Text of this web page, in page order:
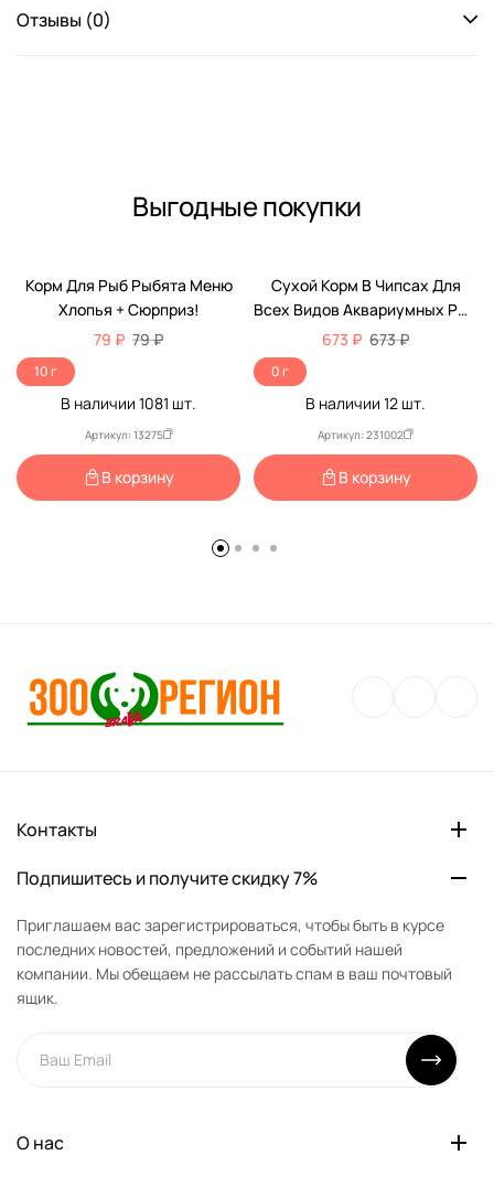
Отзывы (0)
Выгодные покупки
Корм Для Рыб Рыбята Меню
Хлопья + Сюрприз!
79 ₽ 79 ₽
10 г
В наличии 1081 шт.
Артикул: 13275
В корзину
Сухой Корм В Чипсах Для
Всех Видов Аквариумных Рыб
Tetra (Тетра) PRO Energy Для
Дополнительной Энергии И
Повышения Жизненных Сил
Баночка 300мл (250мл + 20%
БОНУС)
673 ₽ 673 ₽
0 г
В наличии 12 шт.
Артикул: 231002
В корзину
Контакты
Подпишитесь и получите скидку 7%
Приглашаем вас зарегистрироваться, чтобы быть в курсе
последних новостей, предложений и событий нашей
компании. Мы обещаем не рассылать спам в ваш почтовый
ящик.
О нас